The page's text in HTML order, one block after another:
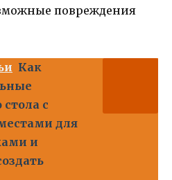
повреждения
Как
с
для
и